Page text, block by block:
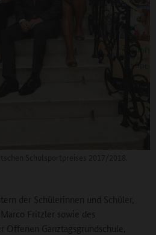
der Schülerinnen und Schüler,
Fritzler sowie des
Offenen Ganztagsgrundschule,